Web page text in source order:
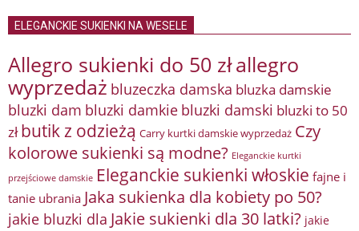
ELEGANCKIE SUKIENKI NA WESELE
Allegro sukienki do 50 złallegro
wyprzedaż bluzeczka damska bluzka damskie
bluzki dam bluzki damkie bluzki damski bluzki to 50
zł butik z odzieżą Carry kurtki damskie wyprzedaż Czy
kolorowe sukienki są modne? Eleganckie kurtki
przejściowe damskie Eleganckie sukienki włoskie fajne i
tanie ubrania Jaka sukienka dla kobiety po 50?
jakie bluzki dla Jakie sukienki dla 30 latki? jakie